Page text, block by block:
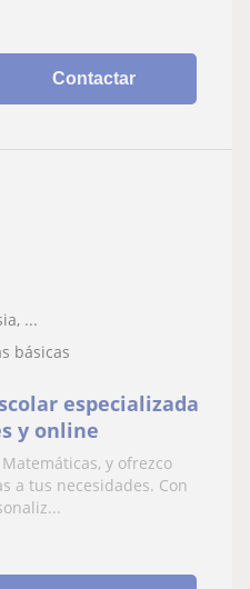
Contactar
...
básicas
especializada
y online
y ofrezco
a tus necesidades. Con